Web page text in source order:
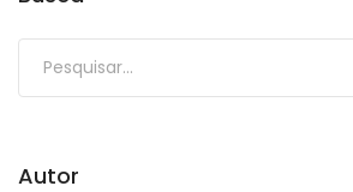
Autor